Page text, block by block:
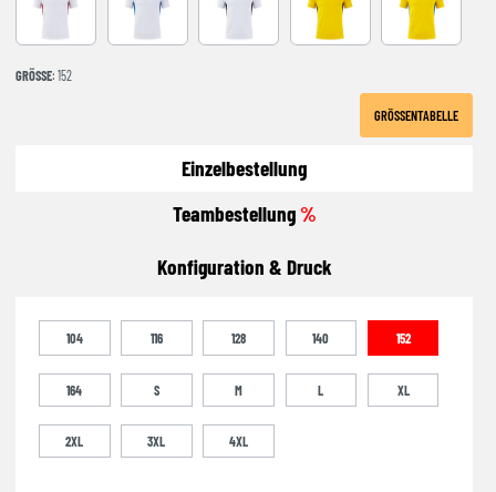
WHITE-ROYAL WHITE-BLACK YELLOW-BLACK YELLOW-
GRÖSSE : 152
GRÖSSENTABELLE
Einzelbestellung
Teambestellung%
Konfiguration & Druck
104 116 128 140 152
164 S M L XL
2XL 3XL 4XL